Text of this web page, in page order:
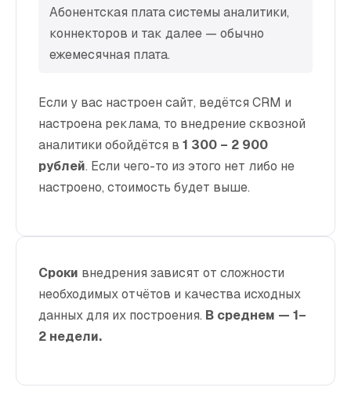
Абонентская плата системы аналитики,
коннекторов и так далее — обычно
ежемесячная плата.
Если у вас настроен сайт, ведётся CRM и
настроена реклама, то внедрение сквозной
аналитики обойдётся в 1 300 – 2 900
рублей. Если чего-то из этого нет либо не
настроено, стоимость будет выше.
Сроки внедрения зависят от сложности
необходимых отчётов и качества исходных
данных для их построения. В среднем — 1–
2 недели.